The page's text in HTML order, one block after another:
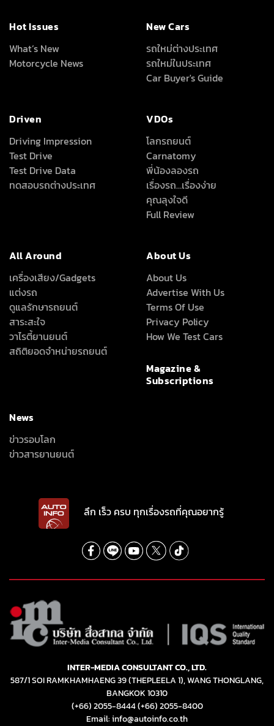
Hot Issues
What’s New
Motorcycle News
New Cars
รถใหม่ต่างประเทศ
รถใหม่ในประเทศ
Car Buyer's Guide
Driven
Driving Impression
Test Drive
Test Drive Data
ทดสอบรถต่างประเทศ
VDOs
โลกรถยนต์
Carnatomy
พี่น้องลองรถ
เรื่องรถ…เรื่องง่าย
คุณลุงใจดี
Full Review
All Around
เครื่องเสียง/Gadgets
แต่งรถ
ดูแลรักษารถยนต์
สาระสะใจ
วาไรตี้ยานยนต์
สถิติยอดจำหน่ายรถยนต์
About Us
About Us
Advertise With Us
Terms Of Use
Privacy Policy
How We Test Cars
Magazine &
Subscriptions
News
ข่าวรอบโลก
ข่าวสารยานยนต์
ลึก เร็ว ครบ ทุกเรื่องรถที่คุณอยากรู้
INTER-MEDIA CONSULTANT CO., LTD.
587/1 SOI RAMKHAMHAENG 39 (THEPLEELA 1), WANG THONGLANG,
BANGKOK 10310
(+66) 2055-8444(+66) 2055-8400
Email: info@autoinfo.co.th